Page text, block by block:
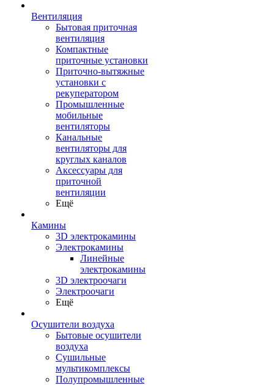
Вентиляция
Бытовая приточная
вентиляция
Компактные
приточные установки
Приточно-вытяжные
установки с
рекуператором
Промышленные
мобильные
вентиляторы
Канальные
вентиляторы для
круглых каналов
Аксессуары для
приточной
вентиляции
Ещё
Камины
3D электрокамины
Электрокамины
Линейные
электрокамины
3D электроочаги
Электроочаги
Ещё
Осушители воздуха
Бытовые осушители
воздуха
Сушильные
мультикомплексы
Полупромышленные